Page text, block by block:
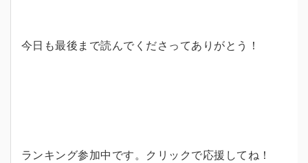
今日も最後まで読んでくださってありがとう！
ランキング参加中です。クリックで応援してね！